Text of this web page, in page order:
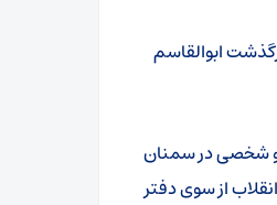
ابوالقاسم
شخصی در سمنان
از سوی دفتر